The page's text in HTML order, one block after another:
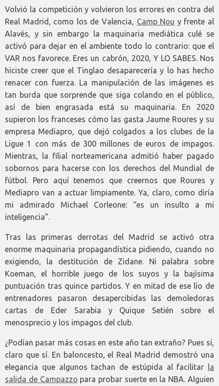
Volvió la competición y volvieron los errores en contra del
Real Madrid, como los de Valencia, Camp Nou y frente al
Alavés, y sin embargo la maquinaria mediática culé se
activó para dejar en el ambiente todo lo contrario: que el
VAR nos favorece. Eres un cabrón, 2020, Y LO SABES. Nos
hiciste creer que el Tinglao desaparecería y lo has hecho
renacer con fuerza. La manipulación de las imágenes es
tan burda que sorprende que siga colando en el público,
así de bien engrasada está su maquinaria. En 2020
supieron los franceses cómo las gasta Jaume Roures y su
empresa Mediapro, que dejó colgados a los clubes de la
Ligue 1 con más de 300 millones de euros de impagos.
Mientras, la filial norteamericana admitió haber pagado
sobornos para hacerse con los derechos del Mundial de
fútbol. Pero aquí tenemos que creernos que Roures y
Mediapro van a actuar limpiamente. Ya, claro, como diría
mi admirado Michael Corleone: “es un insulto a mi
inteligencia”.
Tras las primeras derrotas del Madrid se activó otra
enorme maquinaria propagandística pidiendo, cuando no
exigiendo, la destitución de Zidane. Ni palabra sobre
Koeman, el horrible juego de los suyos y la bajísima
puntuación tras quince partidos. Y en mitad de ese lío de
entrenadores pasaron desapercibidas las demoledoras
cartas de Eder Sarabia y Quique Setién sobre el
menosprecio y los impagos del club.
¿Podían pasar más cosas en este año tan extraño? Pues sí,
claro que sí. En baloncesto, el Real Madrid demostró una
elegancia que algunos tachan de estúpida al facilitar la
salida de Campazzo para probar suerte en la NBA. Alguien